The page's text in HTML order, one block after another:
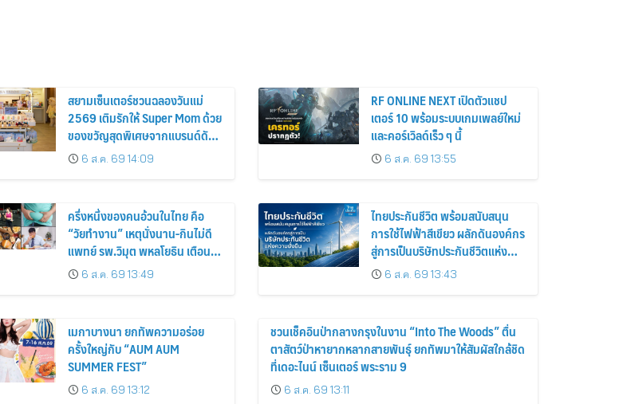
สยามเซ็นเตอร์ชวนฉลองวันแม่
2569 เติมรักให้ Super Mom ด้วย
ของขวัญสุดพิเศษจากแบรนด์ดัง
พร้อมจิบเมนูแห่งความละมุน
6 ส.ค. 69 14:09
RF ONLINE NEXT เปิดตัวแชป
เตอร์ 10 พร้อมระบบเกมเพลย์ใหม่
และคอร์เวิลด์เร็ว ๆ นี้
6 ส.ค. 69 13:55
ครึ่งหนึ่งของคนอ้วนในไทย คือ
“วัยทำงาน” เหตุนั่งนาน-กินไม่ดี
แพทย์ รพ.วิมุต พหลโยธิน เตือน
“อย่าดูแค่เลขบนตาชั่ง” แนะปรับ
พฤติกรรมระยะยาว
6 ส.ค. 69 13:49
ไทยประกันชีวิต พร้อมสนับสนุน
การใช้ไฟฟ้าสีเขียว ผลักดันองค์กร
สู่การเป็นบริษัทประกันชีวิตแห่ง
ความยั่งยืน
6 ส.ค. 69 13:43
เมกาบางนา ยกทัพความอร่อย
ครั้งใหญ่กับ “AUM AUM
SUMMER FEST”
6 ส.ค. 69 13:12
ชวนเช็คอินป่ากลางกรุงในงาน “Into The Woods” ตื่น
ตาสัตว์ป่าหายากหลากสายพันธุ์ ยกทัพมาให้สัมผัสใกล้ชิด
ที่เดอะไนน์ เซ็นเตอร์ พระราม 9
6 ส.ค. 69 13:11